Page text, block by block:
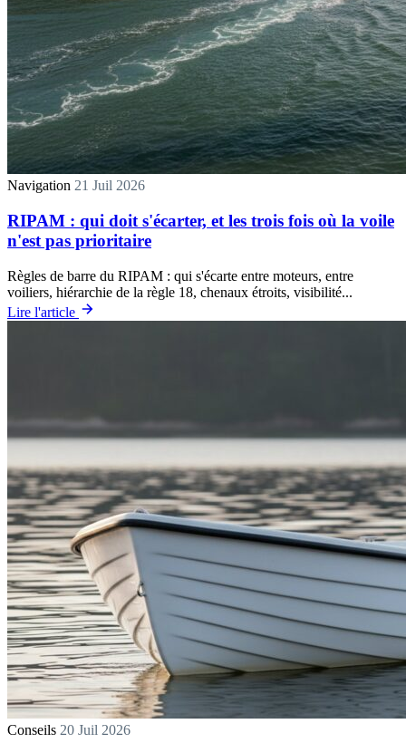
Navigation 21 Juil 2026
RIPAM : qui doit s'écarter, et les trois fois où la voile
n'est pas prioritaire
Règles de barre du RIPAM : qui s'écarte entre moteurs, entre
voiliers, hiérarchie de la règle 18, chenaux étroits, visibilité...
Lire l'article
Conseils 20 Juil 2026